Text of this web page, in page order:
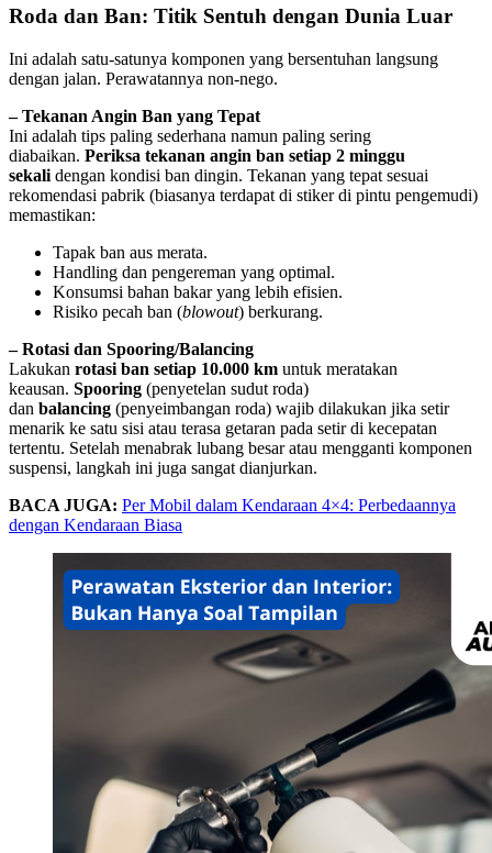
Roda dan Ban: Titik Sentuh dengan Dunia Luar
Ini adalah satu-satunya komponen yang bersentuhan langsung
dengan jalan. Perawatannya non-nego.
– Tekanan Angin Ban yang Tepat
Ini adalah tips paling sederhana namun paling sering
diabaikan. Periksa tekanan angin ban setiap 2 minggu
sekali dengan kondisi ban dingin. Tekanan yang tepat sesuai
rekomendasi pabrik (biasanya terdapat di stiker di pintu pengemudi)
memastikan:
Tapak ban aus merata.
Handling dan pengereman yang optimal.
Konsumsi bahan bakar yang lebih efisien.
Risiko pecah ban (blowout) berkurang.
– Rotasi dan Spooring/Balancing
Lakukan rotasi ban setiap 10.000 km untuk meratakan
keausan. Spooring (penyetelan sudut roda)
dan balancing (penyeimbangan roda) wajib dilakukan jika setir
menarik ke satu sisi atau terasa getaran pada setir di kecepatan
tertentu. Setelah menabrak lubang besar atau mengganti komponen
suspensi, langkah ini juga sangat dianjurkan.
BACA JUGA: Per Mobil dalam Kendaraan 4×4: Perbedaannya
dengan Kendaraan Biasa